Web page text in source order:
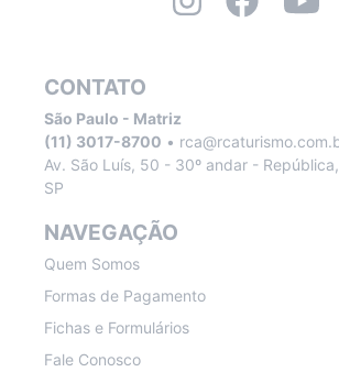
CONTATO
São Paulo - Matriz
(11) 3017-8700 •
Av. São Luís, 50 - 30º andar -
SP
NAVEGAÇÃO
Quem Somos
Formas de Pagamento
Fichas e Formulários
Fale Conosco